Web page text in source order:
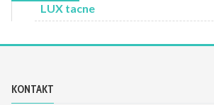
LUX tacne
KONTAKT